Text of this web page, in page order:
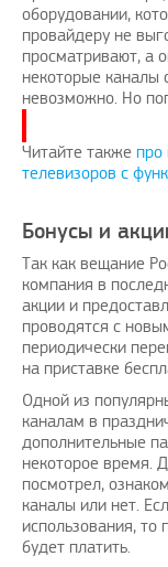
оборудовании,
провайдеру не
просматривают, а
некоторые каналы
невозможно. Но
Читайте также про
телевизоров с
Бонусы и
Так как вещание
компания в
акции и
проводятся с
периодически
на приставке
Одной из
каналам в
дополнительные
некоторое время.
посмотрел,
каналы или нет.
использования, то
будет платить.